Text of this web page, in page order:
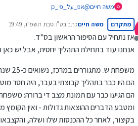
מ משה חיים@אפ_על_פי_כן
אנשים בדרך כלל מבקשים: 'תספר לי
אבל האמת כדבריך, שכל מה שיש
וצעדים חכמים ש
לקחו כדי
ולשנות את העבר לעתיד יפה ונעים
לבחור במקום הזולת כיצד לנהוג,
על כך שהמשפחה בחרה להתאמץ
בל"נ אשתדל להביא כאן בהמשך
ואשתדל מאוד שלא לחשוף פרטים
רק בתור הקדמה חשוב לי להדגיש,
בנקודה הספציפית שאנשים שיפרו
להתקדם באופן אישי בסייעתא דשמיא
מתוך חשיבה נכונה, רצון טוב, ומעשים
מנותק
מתקדם משה חייםכתב בט"ו טבת תשפ״ו, 19:49
נערך לאחרונה על ידי
אז נתחיל עם הסיפור הראשון בס"ד.
אנחנו עוד בתחילת התהליך יחסית, אבל יש
משפחת ש. מתגוררים במרכז, נשואים כ-25 שנה, והתחילו כבר לחתן.
הם היו כבר בתהליך קבוצתי בעבר, היה חסר
הם הגיעו כבר עם תמונת מצב די ברורה:
ומטבע הדברים ההוצאות גדולות - ואין הקומץ
בקיצור, לאחר כל ההכנסות שלו ושלה,